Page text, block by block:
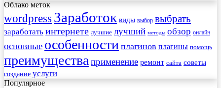
Облако меток
wordpress Заработок виды выбор выбрать
заработать интернете лучшие лучший методы обзор онлайн
основные особенности плагинов плагины помощь
преимущества применение ремонт сайта советы
создание услуги
Популярное